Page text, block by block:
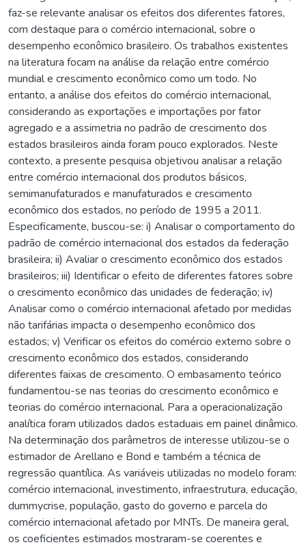
faz-se relevante analisar os efeitos dos diferentes fatores,
com destaque para o comércio internacional, sobre o
desempenho econômico brasileiro. Os trabalhos existentes
na literatura focam na análise da relação entre comércio
mundial e crescimento econômico como um todo. No
entanto, a análise dos efeitos do comércio internacional,
considerando as exportações e importações por fator
agregado e a assimetria no padrão de crescimento dos
estados brasileiros ainda foram pouco explorados. Neste
contexto, a presente pesquisa objetivou analisar a relação
entre comércio internacional dos produtos básicos,
semimanufaturados e manufaturados e crescimento
econômico dos estados, no período de 1995 a 2011.
Especificamente, buscou-se: i) Analisar o comportamento do
padrão de comércio internacional dos estados da federação
brasileira; ii) Avaliar o crescimento econômico dos estados
brasileiros; iii) Identificar o efeito de diferentes fatores sobre
o crescimento econômico das unidades de federação; iv)
Analisar como o comércio internacional afetado por medidas
não tarifárias impacta o desempenho econômico dos
estados; v) Verificar os efeitos do comércio externo sobre o
crescimento econômico dos estados, considerando
diferentes faixas de crescimento. O embasamento teórico
fundamentou-se nas teorias do crescimento econômico e
teorias do comércio internacional. Para a operacionalização
analítica foram utilizados dados estaduais em painel dinâmico.
Na determinação dos parâmetros de interesse utilizou-se o
estimador de Arellano e Bond e também a técnica de
regressão quantílica. As variáveis utilizadas no modelo foram:
comércio internacional, investimento, infraestrutura, educação,
dummycrise, população, gasto do governo e parcela do
comércio internacional afetado por MNTs. De maneira geral,
os coeficientes estimados mostraram-se coerentes e